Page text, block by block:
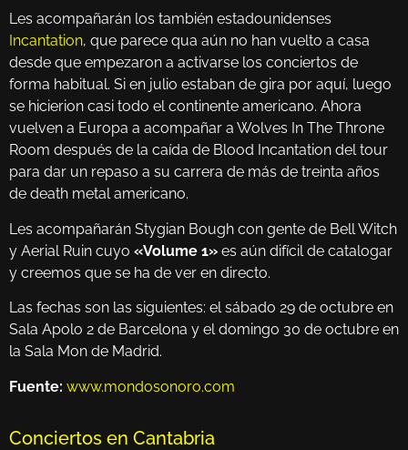
Les acompañarán los también estadounidenses
Incantation, que parece qua aún no han vuelto a casa
desde que empezaron a activarse los conciertos de
forma habitual. Si en julio estaban de gira por aquí, luego
se hicierion casi todo el continente americano. Ahora
vuelven a Europa a acompañar a Wolves In The Throne
Room después de la caída de Blood Incantation del tour
para dar un repaso a su carrera de más de treinta años
de death metal americano.
Les acompañarán Stygian Bough con gente de Bell Witch
y Aerial Ruin cuyo «Volume 1» es aún difícil de catalogar
y creemos que se ha de ver en directo.
Las fechas son las siguientes: el sábado 29 de octubre en
Sala Apolo 2 de Barcelona y el domingo 30 de octubre en
la Sala Mon de Madrid.
Fuente: www.mondosonoro.com
Conciertos en Cantabria